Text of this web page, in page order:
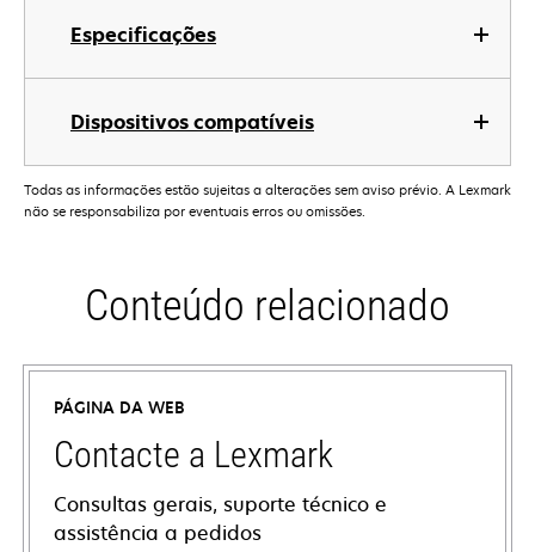
Especificações
Dispositivos compatíveis
Todas as informações estão sujeitas a alterações sem aviso prévio. A Lexmark
não se responsabiliza por eventuais erros ou omissões.
Conteúdo relacionado
PÁGINA DA WEB
Contacte a Lexmark
Consultas gerais, suporte técnico e
assistência a pedidos